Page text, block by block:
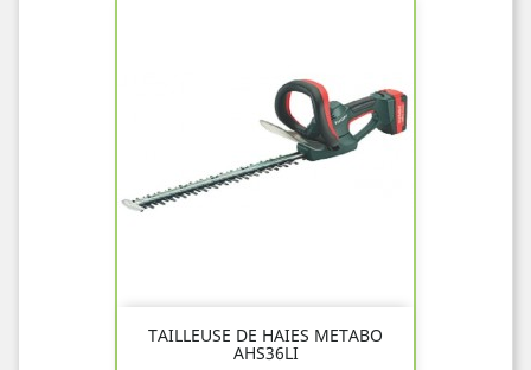
TAILLEUSE DE HAIES METABO
AHS36LI